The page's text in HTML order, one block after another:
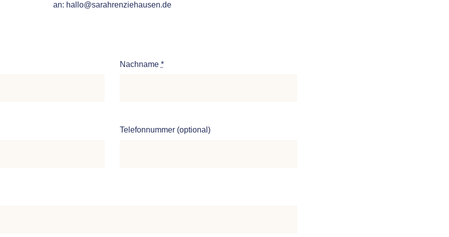
an: hallo@sarahrenziehausen.de
Nachname *
Telefonnummer (optional)